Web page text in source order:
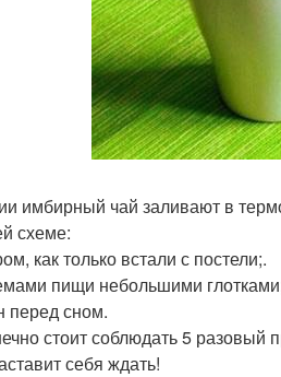
имбирный чай заливают в
схеме:
как только встали с постели;.
пищи небольшими
перед сном.
стоит соблюдать 5
себя ждать!